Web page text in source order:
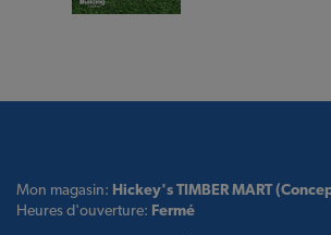
Mon magasin: Hickey's TIMBER MART
Heures d'ouverture: Fermé